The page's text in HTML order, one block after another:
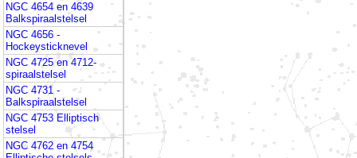
NGC 4654 en 4639
Balkspiraalstelsel
NGC 4656 -
Hockeysticknevel
NGC 4725 en 4712-
spiraalstelsel
NGC 4731 -
Balkspiraalstelsel
NGC 4753 Elliptisch
stelsel
NGC 4762 en 4754